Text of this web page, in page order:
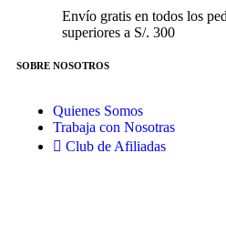
Envío gratis en todos los
superiores a S/. 300
SOBRE NOSOTROS
Quienes Somos
Trabaja con Nosotras
Club de Afiliadas